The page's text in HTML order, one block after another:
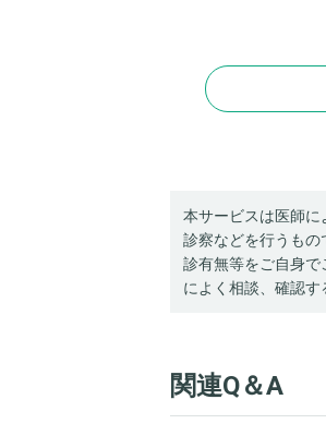
本サービスは医師に
診察などを行うもの
診有無等をご自身で
によく相談、確認す
関連Q＆A